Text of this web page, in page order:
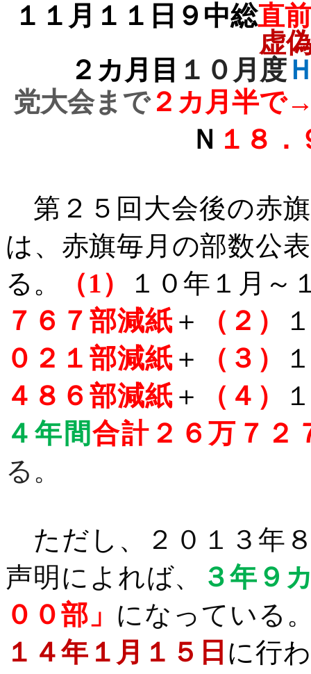
１１月１１日９中総直前
虚
２カ月目 １０月度
党大会まで２カ月半で
Ｎ １８
第２５回大会後の赤
は、赤旗毎月の部数公
る。
（1）
１０年１月～
７６７部減紙 ＋ （２）
０２１部減紙 ＋ （３）
４８６部減紙 ＋ （４）
４年間合計２６万７２
る。
ただし、 ２０ １３年
声明によれば、
３年９
００部」 になっている
１４年１月１５日 に行